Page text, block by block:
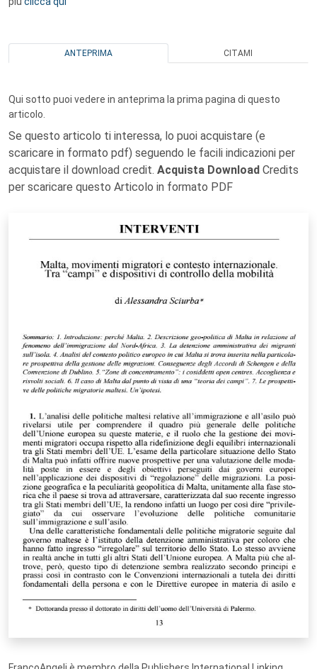
ANTEPRIMA CITAMI
Qui sotto puoi vedere in anteprima la prima pagina di questo
articolo.
Se questo articolo ti interessa, lo puoi acquistare (e
scaricare in formato pdf) seguendo le facili indicazioni per
acquistare il download credit. Acquista Download Credits
per scaricare questo Articolo in formato PDF